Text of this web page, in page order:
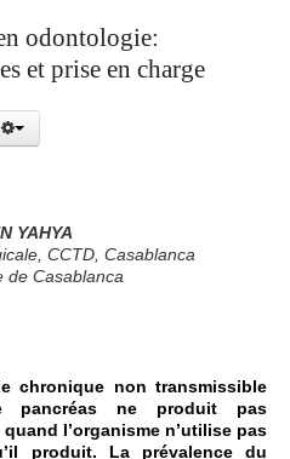
odontologie:
et prise en charge
YAHYA
CCTD, Casablanca
de Casablanca
chronique non transmissible
pancréas ne produit pas
l’organisme n’utilise pas
produit. La prévalence du